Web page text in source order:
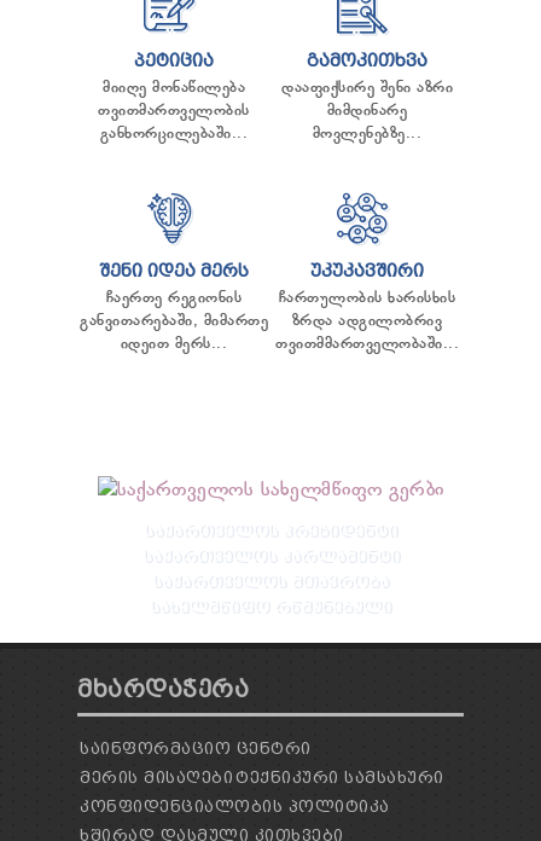
ᲞᲔᲢᲘᲪᲘᲐ
მიიღე მონაწილება
თვითმართველობის
განხორცილებაში...
ᲒᲐᲛᲝᲙᲘᲗᲮᲕᲐ
დააფიქსირე შენი აზრი
მიმდინარე
მოვლენებზე...
ᲨᲔᲜᲘ ᲘᲓᲔᲐ ᲛᲔᲠᲡ
ჩაერთე რეგიონის
განვითარებაში, მიმართე
იდეით მერს...
ᲣᲙᲣᲙᲐᲕᲨᲘᲠᲘ
ჩართულობის ხარისხის
ზრდა ადგილობრივ
თვითმმართველობაში...
ᲡᲐᲥᲐᲠᲗᲕᲔᲚᲝᲡ ᲞᲠᲔᲖᲘᲓᲔᲜᲢᲘ
ᲡᲐᲥᲐᲠᲗᲕᲔᲚᲝᲡ ᲞᲐᲠᲚᲐᲛᲔᲜᲢᲘ
ᲡᲐᲥᲐᲠᲗᲕᲔᲚᲝᲡ ᲛᲗᲐᲕᲠᲝᲑᲐ
ᲡᲐᲮᲔᲚᲛᲬᲘᲤᲝ ᲠᲬᲛᲣᲜᲔᲑᲣᲚᲘ
ᲛᲮᲐᲠᲓᲐᲭᲔᲠᲐ
ᲡᲐᲘᲜᲤᲝᲠᲛᲐᲪᲘᲝ ᲪᲔᲜᲢᲠᲘ
ᲛᲔᲠᲘᲡ ᲛᲘᲡᲐᲦᲔᲑᲘᲢᲔᲥᲜᲘᲙᲣᲠᲘ ᲡᲐᲛᲡᲐᲮᲣᲠᲘ
ᲙᲝᲜᲤᲘᲓᲔᲜᲪᲘᲐᲚᲝᲑᲘᲡ ᲞᲝᲚᲘᲢᲘᲙᲐ
ᲮᲨᲘᲠᲐᲓ ᲓᲐᲡᲛᲣᲚᲘ ᲙᲘᲗᲮᲕᲔᲑᲘ